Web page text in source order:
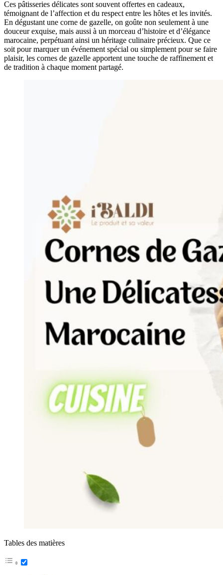
Ces pâtisseries délicates sont souvent offertes en cadeaux,
témoignant de l’affection et du respect entre les hôtes et les invités.
En dégustant une corne de gazelle, on goûte non seulement à une
douceur exquise, mais aussi à un morceau d’histoire et d’élégance
marocaine, perpétuant ainsi un héritage culinaire précieux. Que ce
soit pour marquer un événement spécial ou simplement pour se faire
plaisir, les cornes de gazelle apportent une touche de raffinement et
de tradition à chaque moment partagé.
Tables des matières